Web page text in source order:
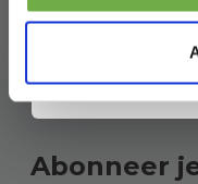
Abonneer
.